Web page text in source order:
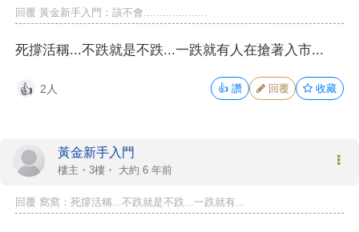
回覆 黃金新手入門：該不會....................
死撐活稱...不跌就是不跌...一跌就有人在搶著入市...
👍 2人 👍 讚 回覆 收藏
黃金新手入門
樓主 ・3樓・ 大約 6 年前
回覆 窩窩：死撐活稱...不跌就是不跌...一跌就有...